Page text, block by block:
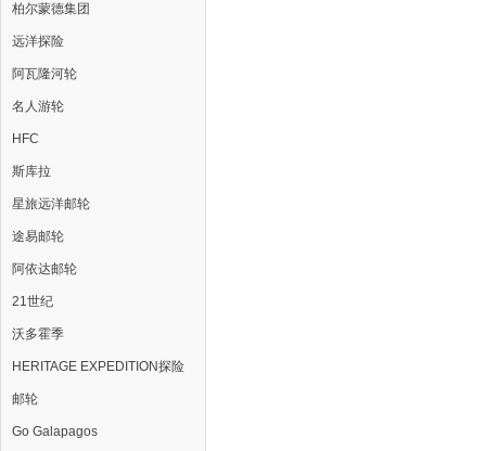
柏尔蒙德集团
远洋探险
阿瓦隆河轮
名人游轮
HFC
斯库拉
星旅远洋邮轮
途易邮轮
阿依达邮轮
21世纪
沃多霍季
HERITAGE EXPEDITION探险
邮轮
Go Galapagos